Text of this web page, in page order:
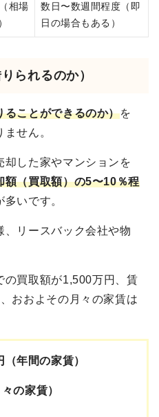
相場
数日〜数週間程度（即
日の場合もある）
られるのか）
ることができるのか）を
せん。
却した家やマンションを
額（買取額）の5〜10％程
多いです。
、リースバック会社や物
の買取額が1,500万円、賃
おおよその月々の家賃は
年間の家賃）
の家賃）